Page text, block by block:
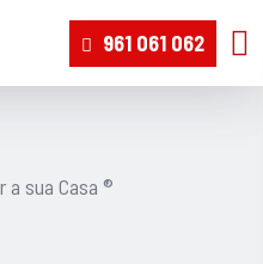
961 061 062
a sua Casa ®